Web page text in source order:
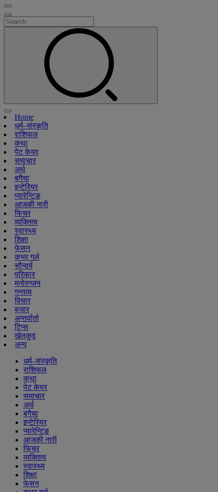
Home
धर्म–संस्कृति
राशिफल
कथा
पेट केयर
समाचार
अर्थ
बगैचा
इन्टेरियर
प्यारेन्टिङ
आजकी नारी
फिचर
व्यक्तित्व
स्वास्थ्य
शिक्षा
फेसन
कभर गर्ल
सौन्दर्य
परिकार
मनोरन्जन
गन्तव्य
विचार
बजार
अन्तर्वार्ता
टिप्स
खेलकुद
अन्य
धर्म–संस्कृति
राशिफल
कथा
पेट केयर
समाचार
अर्थ
बगैचा
इन्टेरियर
प्यारेन्टिङ
आजकी नारी
फिचर
व्यक्तित्व
स्वास्थ्य
शिक्षा
फेसन